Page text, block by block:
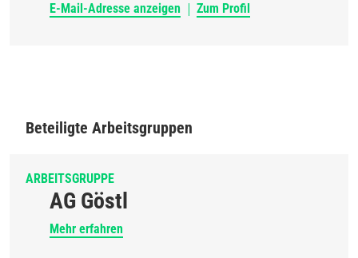
E-Mail-Adresse anzeigen Zum Profil
Beteiligte Arbeitsgruppen
ARBEITSGRUPPE
AG Göstl
Mehr erfahren